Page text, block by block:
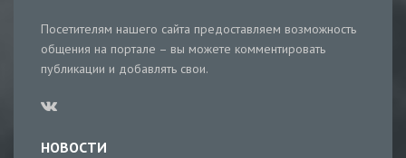
Посетителям нашего сайта предоставляем возможность
общения на портале – вы можете комментировать
публикации и добавлять свои.
НОВОСТИ